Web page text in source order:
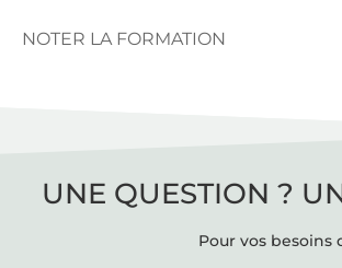
NOTER LA FORMATION
UNE QUESTION ?
Pour vos besoins